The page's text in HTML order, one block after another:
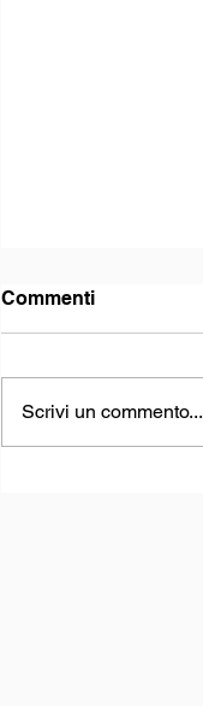
Commenti
Scrivi un commento...